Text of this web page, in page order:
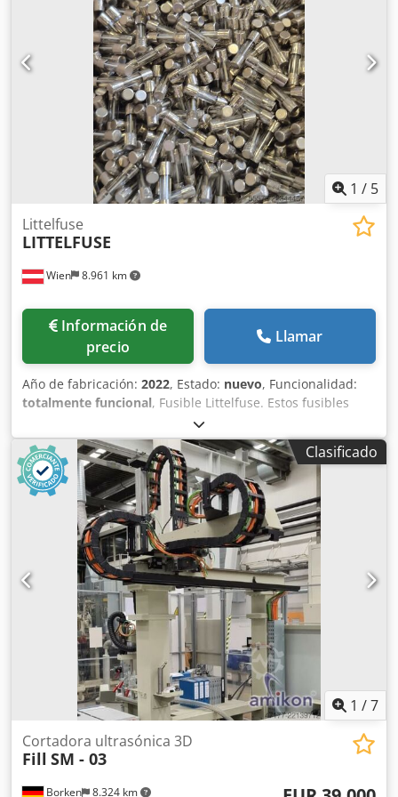
(ampliable con un desbobinador adecuado) • Rápida
recuperación de la inversión (Foto del producto a modo de
ejemplo) La máquina cuenta con certificación CE.
1 / 5
Wien 8.961 km
Littelfuse
LITTELFUSE
Información de
precio
Llamar
Año de fabricación: 2022, Estado: nuevo, Funcionalidad:
totalmente funcional, Fusible Littelfuse. Estos fusibles
están diseñados para una tensión de 250 V CA. Dcsdjzl R
Exjpfx Ah Sek 10 unidades – precio: 5 €
Clasificado
1 /7
Borken 8.324 km
Cortadora ultrasónica 3D
Fill SM - 03